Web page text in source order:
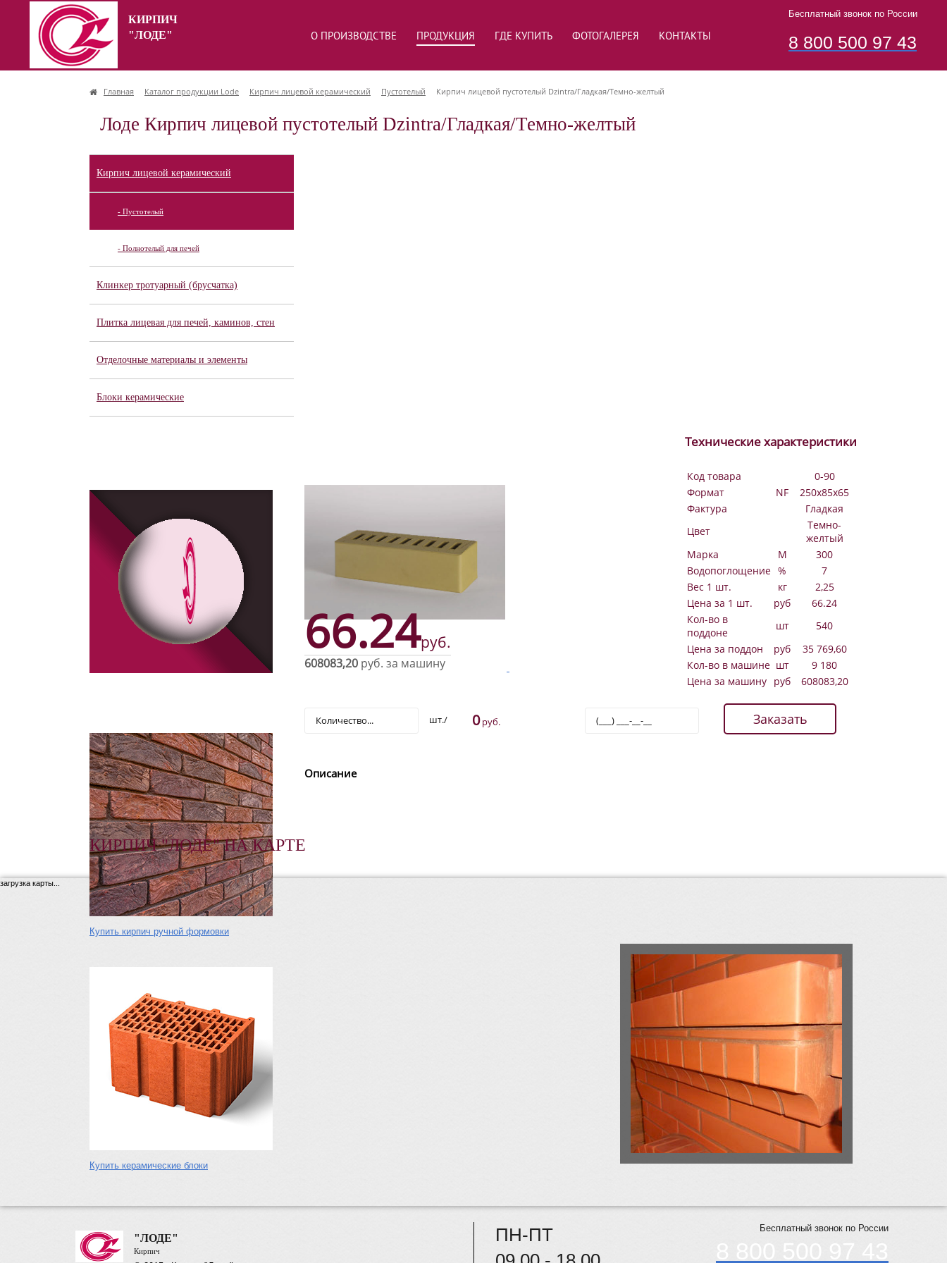
КИРПИЧ
"ЛОДЕ"
О ПРОИЗВОДСТВЕ ПРОДУКЦИЯ ГДЕ КУПИТЬ ФОТОГАЛЕРЕЯ КОНТАКТЫ
Бесплатный звонок по России
8 800 500 97 43
Главная Каталог продукции Lode Кирпич лицевой керамический Пустотелый Кирпич лицевой пустотелый Dzintra/Гладкая/Темно-желтый
Лоде Кирпич лицевой пустотелый Dzintra/Гладкая/Темно-желтый
Кирпич лицевой керамический
- Пустотелый
- Полнотелый для печей
Клинкер тротуарный (брусчатка)
Плитка лицевая для печей, каминов, стен
Отделочные материалы и элементы
Блоки керамические
Купить кирпич ручной формовки
Купить керамические блоки
66.24руб.
608083,20 руб. за машину
Технические характеристики
Код товара
0-90
Формат
NF
250х85х65
Фактура
Гладкая
Цвет
Темно-
желтый
Марка
М
300
Водопоглощение %
7
Вес 1 шт.
кг
2,25
Цена за 1 шт.
руб
66.24
Кол-во в
поддоне
шт
540
Цена за поддон
руб
35 769,60
Кол-во в машине шт
9 180
Цена за машину руб 608083,20
шт./ 0руб.
Описание
КИРПИЧ "ЛОДЕ" НА КАРТЕ
загрузка карты...
"ЛОДЕ"
Кирпич
ПН-ПТ
Бесплатный звонок по России
8 800 500 97 43